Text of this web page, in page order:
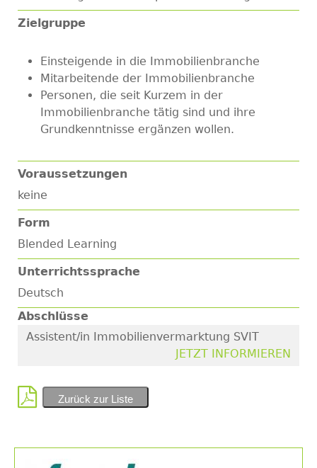
Zielgruppe
Einsteigende in die Immobilienbranche
Mitarbeitende der Immobilienbranche
Personen, die seit Kurzem in der
Immobilienbranche tätig sind und ihre
Grundkenntnisse ergänzen wollen.
Voraussetzungen
keine
Form
Blended Learning
Unterrichtssprache
Deutsch
Abschlüsse
Assistent/in Immobilienvermarktung SVIT
JETZT INFORMIEREN
Zurück zur Liste